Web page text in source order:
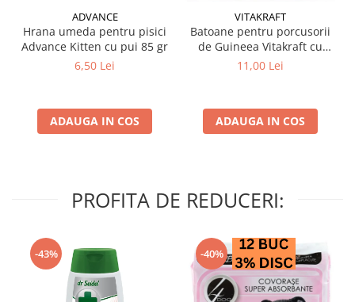
ADVANCE
Hrana umeda pentru pisici
Advance Kitten cu pui 85 gr
6,50 Lei
ADAUGA IN COS
VITAKRAFT
Batoane pentru porcusorii
de Guineea Vitakraft cu
struguri & nuci 2 buc
11,00 Lei
ADAUGA IN COS
PROFITA DE REDUCERI:
-43% -40%